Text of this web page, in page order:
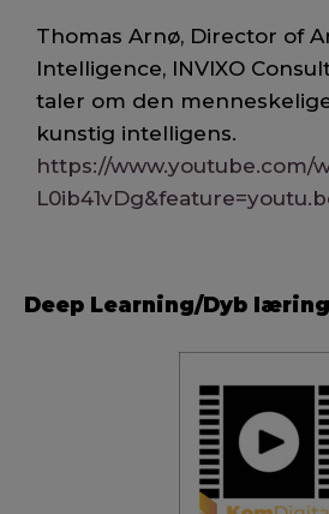
Thomas Arnø, Director of
Intelligence, INVIXO
taler om den
kunstig intelligens.
https://www.youtube.com/
Deep Learning/Dyb læring